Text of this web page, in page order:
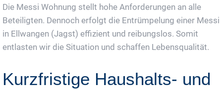
Die Messi Wohnung stellt hohe Anforderungen an alle
Beteiligten. Dennoch erfolgt die Entrümpelung einer Messi
in Ellwangen (Jagst) effizient und reibungslos. Somit
entlasten wir die Situation und schaffen Lebensqualität.
Kurzfristige Haushalts- und